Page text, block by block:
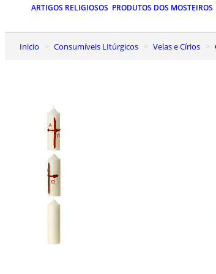
ARTIGOS RELIGIOSOS PRODUTOS DOS MOSTEIROS
Inicio Consumíveis LItúrgicos Velas e Círios